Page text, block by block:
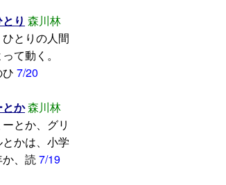
り 森川林
とりの人間
って動く。
7/20
とか森川林
とか、グリ
かは、小学
、読7/19